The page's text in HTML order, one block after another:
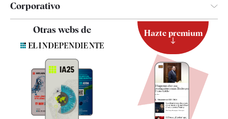
Corporativo
Contacto
Quiénes somos
Especificaciones
Otras webs de Hazte premium